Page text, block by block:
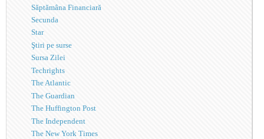
Săptămâna Financiară
Secunda
Star
Ştiri pe surse
Sursa Zilei
Techrights
The Atlantic
The Guardian
The Huffington Post
The Independent
The New York Times